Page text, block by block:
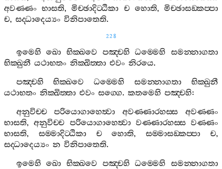
අවණ‍්ණං භාසති,මිච‍්ඡාදිට‍්ඨිකා ච හොති,මිච‍්ඡාසඞ‍්කප‍්පා
ච, සද‍්ධාදෙය්‍යං විනිපාතෙති.
228
ඉමෙහි ඛො භික‍්ඛවෙ පඤ‍්චහි ධම‍්මෙහි
සමන‍්නාගතා
භික‍්ඛුනී යථාභතං නික‍්ඛිත‍්තා එවං නිරයෙ.
පඤ‍්චහි
භික‍්ඛවෙ ධම‍්මෙහි සමන‍්නාගතා
භික‍්ඛුනී
යථාභතං නික‍්ඛිත‍්තා එවං සග‍්ගෙ. කතමෙහි පඤ‍්චහි:
අනුවිච‍්ච
පරියොගාහෙත්‍වා අවණ‍්ණාරහස‍්ස
අවණ‍්ණං
භාසති,අනුවිච‍්ච පරියොගාහෙත්‍වා වණ‍්ණාරහස‍්ස වණ‍්ණං
භාසති, සම‍්මාදිට‍්ඨිකා ච හොති,සම‍්මාසඞ‍්කප‍්පා ච,
සද‍්ධාදෙය්‍යං න විනිපාතෙති.
ඉමෙහි ඛො භික‍්ඛවෙ පඤ‍්චහි ධම‍්මෙහි
සමන‍්නාගතා